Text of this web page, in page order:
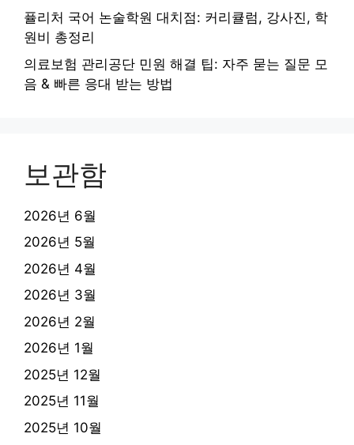
퓰리처 국어 논술학원 대치점: 커리큘럼, 강사진, 학
원비 총정리
의료보험 관리공단 민원 해결 팁: 자주 묻는 질문 모
음 & 빠른 응대 받는 방법
보관함
2026년 6월
2026년 5월
2026년 4월
2026년 3월
2026년 2월
2026년 1월
2025년 12월
2025년 11월
2025년 10월